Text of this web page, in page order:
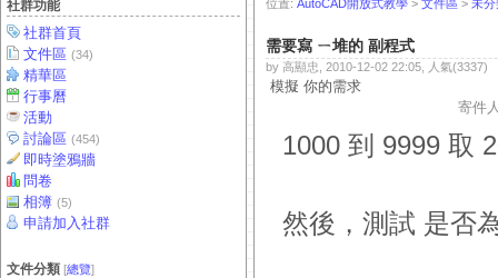
社群功能
社群首頁
文件區 (34)
精華區
行事曆
活動
討論區 (454)
即時塗鴉牆
問卷
相簿 (5)
申請加入社群
文件分類 [總覽]
位置: AutoCAD開放式教學 > 文件區 > 未分
需要寫 ㄧ堆的 副程式
by 高顯忠, 2010-12-02 22:05, 人氣(3337)
模擬 你的需求
寄件
1000 到 9999 取
然後，測試 是否